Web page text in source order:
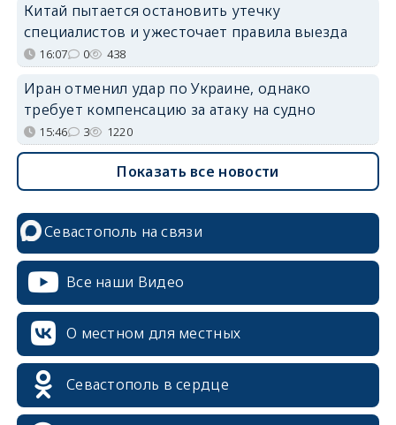
Китай пытается остановить утечку
специалистов и ужесточает правила выезда
16:07 0 438
Иран отменил удар по Украине, однако
требует компенсацию за атаку на судно
15:46 3 1220
Показать все новости
Севастополь на связи
Все наши Видео
О местном для местных
Севастополь в сердце